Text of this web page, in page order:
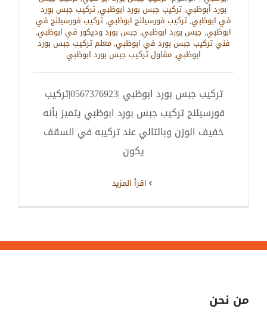
بورد أبوظبي,تركيب جبس بورد ابوظبي,تركيب جبس بورد
في ابوظبي,تركيب فورسيلنج ابوظبي,تركيب فورسيلنج في
ابوظبي, جبس بورد ابوظبي, جبس بورد وديكور في ابوظبي,
فني تركيب جبس بورد في ابوظبي,معلم تركيب جبس بورد
ابوظبي,مقاول تركيب جبس بورد ابوظبي
تركيب جبس بورد ابوظبي |0567376923|تركيب
فورسيلنج تركيب جبس بورد ابوظبي يتميز بأنه
خفيف الوزن وبالتالي عند تركيبه في السقف
يكون
من نحن